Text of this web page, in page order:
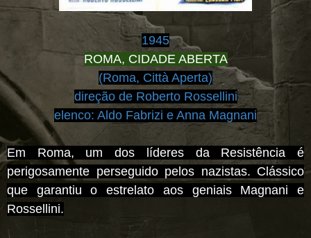
1945
ROMA, CIDADE ABERTA
(Roma, Città Aperta)
direção de Roberto Rossellini
elenco: Aldo Fabrizi e Anna Magnani
Em Roma, um dos líderes da Resistência é
perigosamente perseguido pelos nazistas. Clássico
que garantiu o estrelato aos geniais Magnani e
Rossellini.